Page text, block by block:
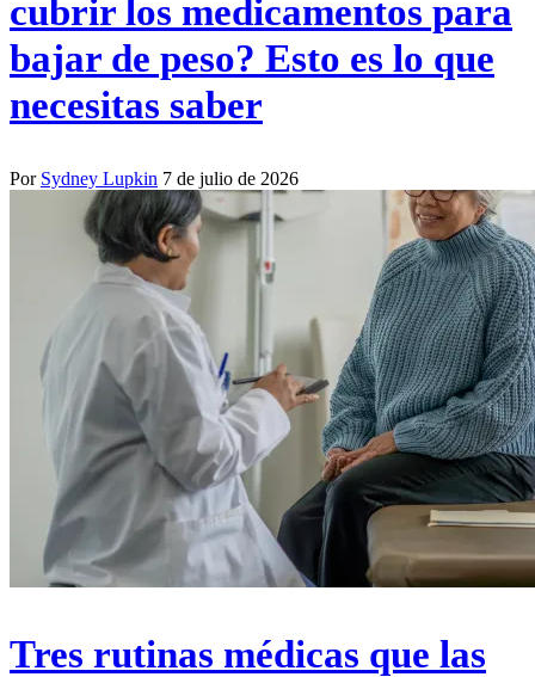
cubrir los medicamentos para
bajar de peso? Esto es lo que
necesitas saber
Por Sydney Lupkin 7 de julio de 2026
Tres rutinas médicas que las